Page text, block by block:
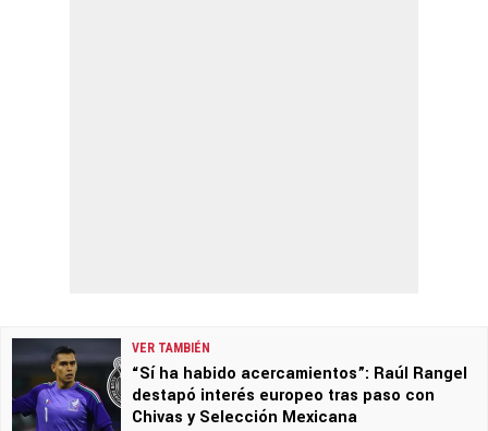
VER TAMBIÉN
“Sí ha habido acercamientos”: Raúl Rangel
destapó interés europeo tras paso con
Chivas y Selección Mexicana